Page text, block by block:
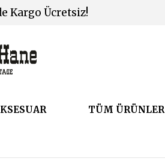
Kargo Ücretsiz!
TÜM ÜRÜNLER